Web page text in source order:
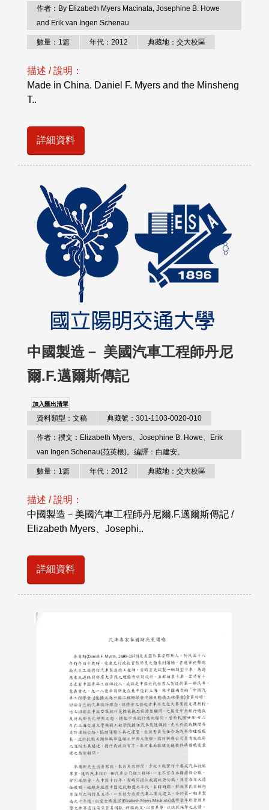
作者：By Elizabeth Myers Macinata, Josephine B. Howe
and Erik van Ingen Schenau
數量：1篇 年代：2012 典藏地：交大校區
描述 / 說明：
Made in China. Daniel F. Myers and the Minsheng
T..
詳細資料
中國製造－ 美國汽車工程師丹尼
爾.F.邁爾斯傳記
加入匯出清單
資料類型：文稿 典藏號：301-1103-0020-010
作者：撰文：Elizabeth Myers、Josephine B. Howe、Erik
van Ingen Schenau(范英根)。編譯：白建安。
數量：1篇 年代：2012 典藏地：交大校區
描述 / 說明：
中國製造－美國汽車工程師丹尼爾.F.邁爾斯傳記 /
Elizabeth Myers、Josephi..
詳細資料